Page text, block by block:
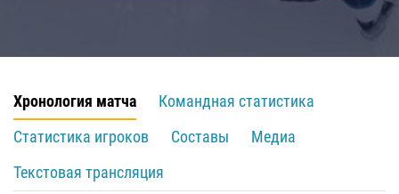
Хронология матча
Командная статистика
Статистика игроков
Составы
Медиа
Текстовая трансляция